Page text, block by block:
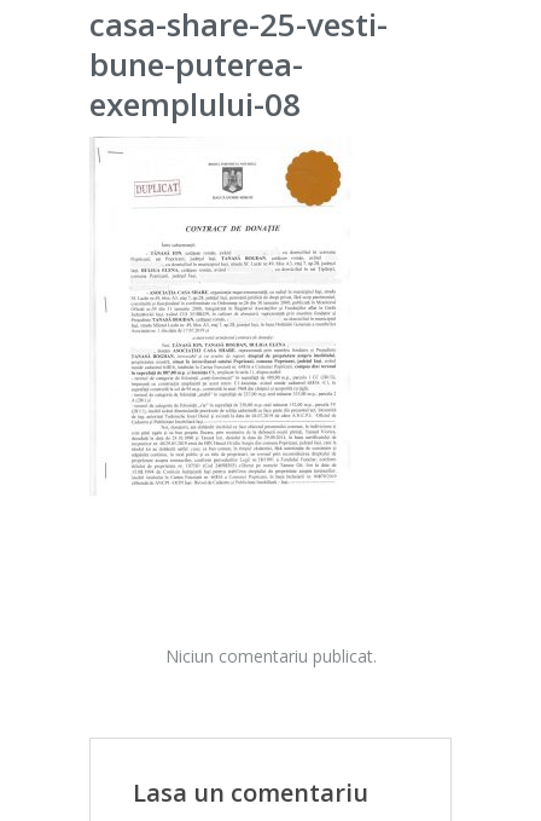
casa-share-25-vesti-
bune-puterea-
exemplului-08
Niciun comentariu publicat.
Lasa un comentariu